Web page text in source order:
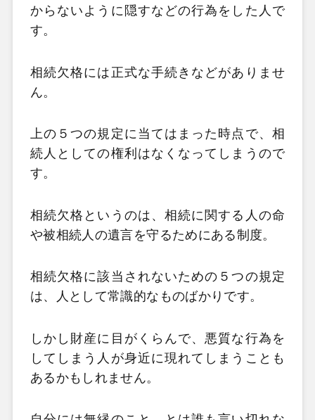
からないように隠すなどの行為をした人で
す。
相続欠格には正式な手続きなどがありませ
ん。
上の５つの規定に当てはまった時点で、相
続人としての権利はなくなってしまうので
す。
相続欠格というのは、相続に関する人の命
や被相続人の遺言を守るためにある制度。
相続欠格に該当されないための５つの規定
は、人として常識的なものばかりです。
しかし財産に目がくらんで、悪質な行為を
してしまう人が身近に現れてしまうことも
あるかもしれません。